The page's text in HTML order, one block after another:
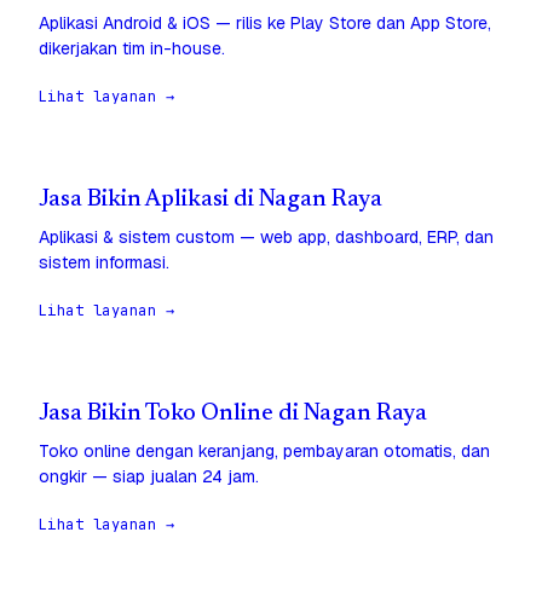
Aplikasi Android & iOS — rilis ke Play Store dan App Store,
dikerjakan tim in-house.
Lihat layanan →
Jasa Bikin Aplikasi di Nagan Raya
Aplikasi & sistem custom — web app, dashboard, ERP, dan
sistem informasi.
Lihat layanan →
Jasa Bikin Toko Online di Nagan Raya
Toko online dengan keranjang, pembayaran otomatis, dan
ongkir — siap jualan 24 jam.
Lihat layanan →